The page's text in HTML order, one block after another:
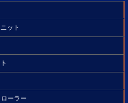
ット
ーラー